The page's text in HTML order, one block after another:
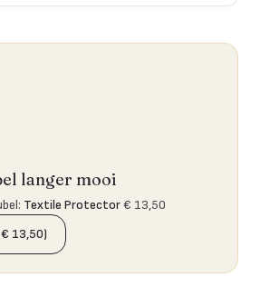
langer mooi
: Textile Protector€ 13,50
13,50)